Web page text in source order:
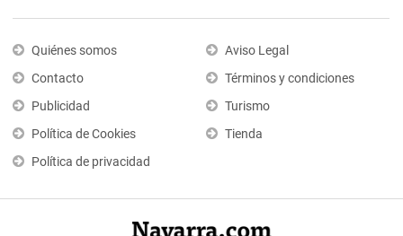
Quiénes somos
Contacto
Publicidad
Política de Cookies
Política de privacidad
Aviso Legal
Términos y condiciones
Turismo
Tienda